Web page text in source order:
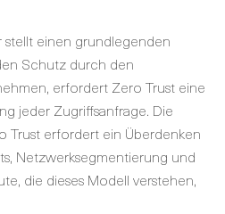
einen grundlegenden
Schutz durch den
erfordert Zero Trust eine
jeder Zugriffsanfrage. Die
Trust erfordert ein Überdenken
Netzwerksegmentierung und
die dieses Modell verstehen,